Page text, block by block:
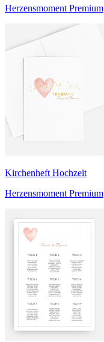
Herzensmoment Premium
Kirchenheft Hochzeit
Herzensmoment Premium